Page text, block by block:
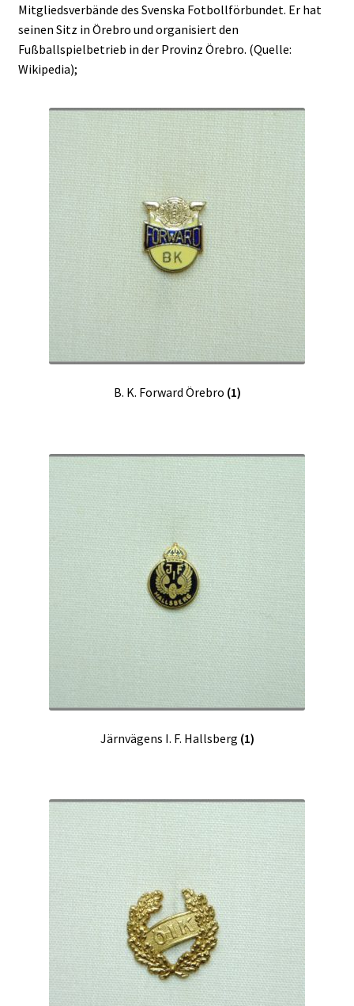
Mitgliedsverbände des Svenska Fotbollförbundet. Er hat
seinen Sitz in Örebro und organisiert den
Fußballspielbetrieb in der Provinz Örebro. (Quelle:
Wikipedia);
B. K. Forward Örebro (1)
Järnvägens I. F. Hallsberg (1)